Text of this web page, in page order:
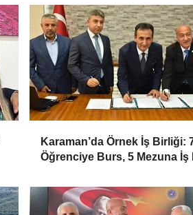
Karaman’da Örnek İş Birliği:
Öğrenciye Burs, 5 Mezuna İş